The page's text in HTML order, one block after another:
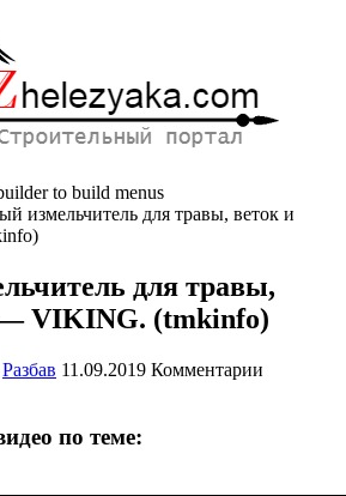
to build menus
измельчитель для травы, веток и
для травы,
— VIKING. (tmkinfo)
Разбав 11.09.2019 Комментарии
по теме: